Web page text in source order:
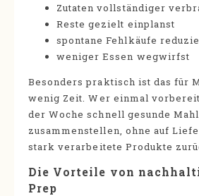
Zutaten vollständiger
Reste gezielt einplanst
spontane Fehlkäufe
weniger Essen wegwirfst
Besonders praktisch ist das für
wenig Zeit. Wer einmal
der Woche schnell gesunde
zusammenstellen, ohne auf
stark verarbeitete Produkte
Die Vorteile von
Prep